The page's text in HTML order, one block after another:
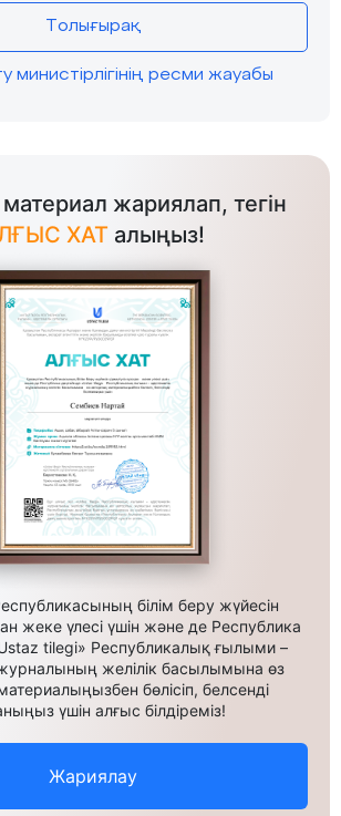
Толығырақ
министірлігінің ресми жауабы
жариялап, тегін
ХАТ алыңыз!
білім беру жүйесін
жеке үлесі үшін және де Республика
tilegi» Республикалық ғылыми –
журналының желілік басылымына өз
бөлісіп, белсенді
үшін алғыс білдіреміз!
Жариялау